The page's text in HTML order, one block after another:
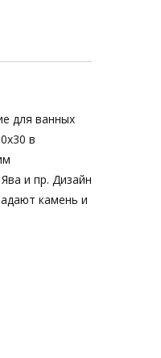
для ванных
в
и пр. Дизайн
камень и